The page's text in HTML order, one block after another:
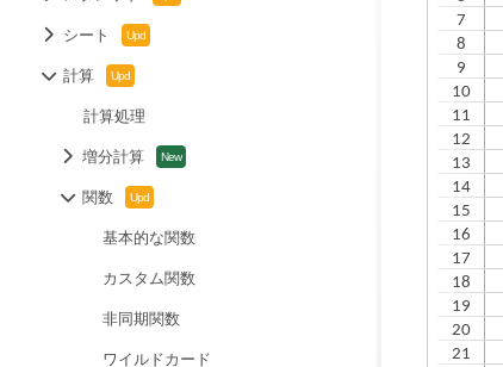
シート
計算
計算処理
増分計算
関数
基本的な関数
カスタム関数
非同期関数
ワイルドカード